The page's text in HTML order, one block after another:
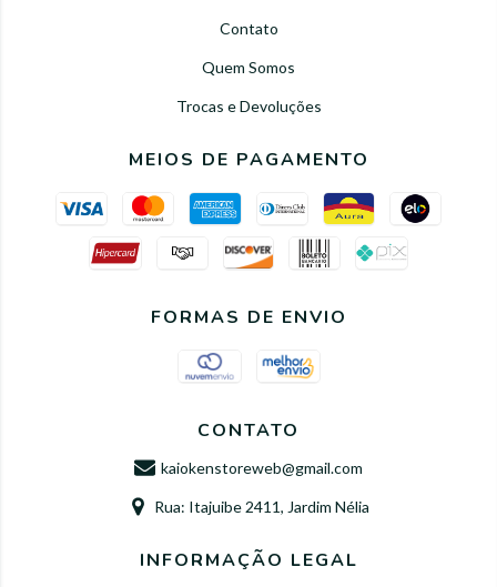
Contato
Quem Somos
Trocas e Devoluções
MEIOS DE PAGAMENTO
FORMAS DE ENVIO
CONTATO
kaiokenstoreweb@gmail.com
Rua: Itajuibe 2411, Jardim Nélia
INFORMAÇÃO LEGAL